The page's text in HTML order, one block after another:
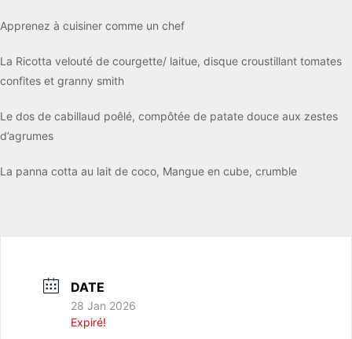
Apprenez à cuisiner comme un chef
La Ricotta velouté de courgette/ laitue, disque croustillant tomates
confites et granny smith
Le dos de cabillaud poêlé, compôtée de patate douce aux zestes
d’agrumes
La panna cotta au lait de coco, Mangue en cube, crumble
DATE
28 Jan 2026
Expiré!